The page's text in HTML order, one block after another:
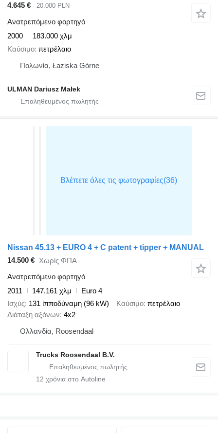
4.645 €
20.000 PLN
Ανατρεπόμενο φορτηγό
2000
183.000 χλμ
Καύσιμο πετρέλαιο
Πολωνία, Łaziska Górne
ULMAN Dariusz Małek
Nissan 45.13 + EURO 4 + C patent + tipper + MANUAL
14.500 € Χωρίς ΦΠΑ
Ανατρεπόμενο φορτηγό
2011
147.161 χλμ
Euro 4
Ισχύς 131 ίπποδύναμη (96 kW) Καύσιμο πετρέλαιο
Διάταξη αξόνων 4x2
Ολλανδία, Roosendaal
Trucks Roosendaal B.V.
12 χρόνια στο Autoline